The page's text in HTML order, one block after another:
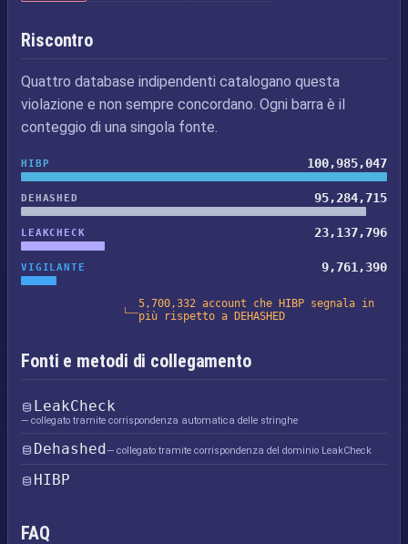
Riscontro
Quattro database indipendenti catalogano questa
violazione e non sempre concordano. Ogni barra è il
conteggio di una singola fonte.
HIBP 100,985,047
DEHASHED 95,284,715
LEAKCHECK 23,137,796
VIGILANTE 9,761,390
5,700,332 account che HIBP segnala in
più rispetto a DEHASHED
Fonti e metodi di collegamento
LeakCheck
— collegato tramite corrispondenza automatica delle stringhe
Dehashed— collegato tramite corrispondenza del dominio LeakCheck
HIBP
FAQ